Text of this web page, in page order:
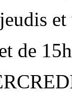
et
de